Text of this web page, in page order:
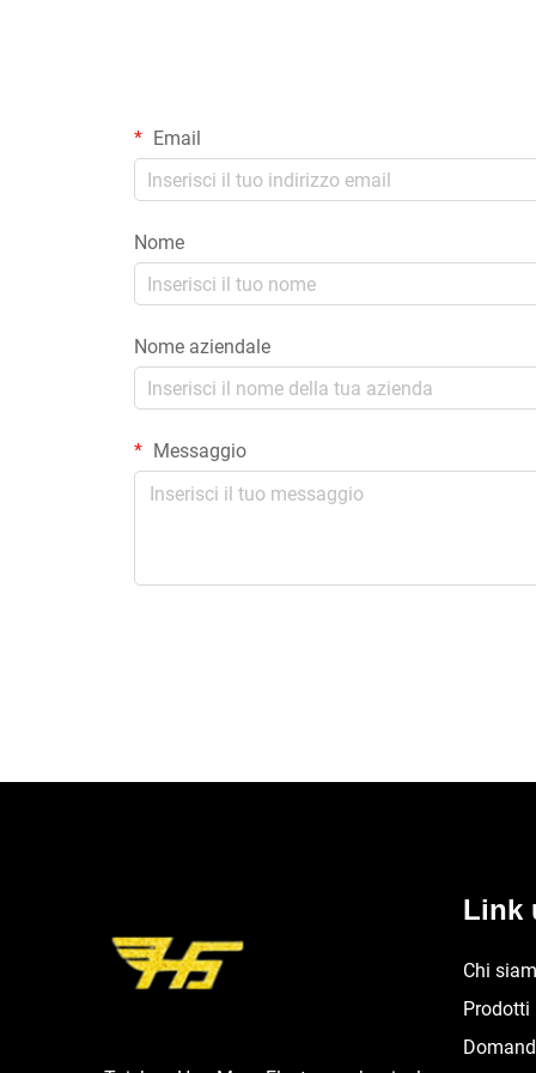
Email
Nome
Nome aziendale
Messaggio
Link
Chi
Prodotti